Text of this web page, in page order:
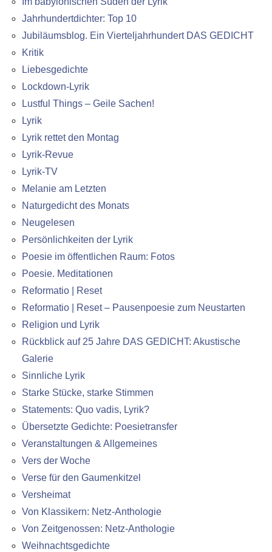
Jahrhundertdichter: Top 10
Jubiläumsblog. Ein Vierteljahrhundert DAS GEDICHT
Kritik
Liebesgedichte
Lockdown-Lyrik
Lustful Things – Geile Sachen!
Lyrik
Lyrik rettet den Montag
Lyrik-Revue
Lyrik-TV
Melanie am Letzten
Naturgedicht des Monats
Neugelesen
Persönlichkeiten der Lyrik
Poesie im öffentlichen Raum: Fotos
Poesie. Meditationen
Reformatio | Reset
Reformatio | Reset – Pausenpoesie zum Neustarten
Religion und Lyrik
Rückblick auf 25 Jahre DAS GEDICHT: Akustische
Galerie
Sinnliche Lyrik
Starke Stücke, starke Stimmen
Statements: Quo vadis, Lyrik?
Übersetzte Gedichte: Poesietransfer
Veranstaltungen & Allgemeines
Vers der Woche
Verse für den Gaumenkitzel
Versheimat
Von Klassikern: Netz-Anthologie
Von Zeitgenossen: Netz-Anthologie
Weihnachtsgedichte